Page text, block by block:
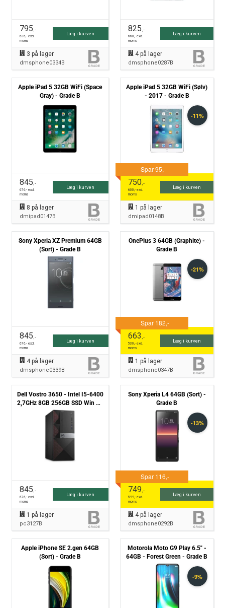
795,-
636,- excl.
moms
Læg i kurven
3 på lager
dmsphone0334B
825,-
660,- excl.
moms
Læg i kurven
4på lager
dmsphone0287B
Apple iPad 5 32GB WiFi (Space
Gray) - Grade B
845,-
676,- excl.
moms
Læg i kurven
8 på lager
dmipad0147B
Apple iPad 5 32GB WiFi (Sølv)
- 2017 - Grade B
750,-
600,- excl.
moms
Læg i kurven
1 på lager
dmipad0148B
Sony Xperia XZ Premium 64GB
(Sort) - Grade B
845,-
676,- excl.
moms
Læg i kurven
4på lager
dmsphone0339B
OnePlus 3 64GB (Graphite) -
Grade B
663,-
530,- excl.
moms
Læg i kurven
1 på lager
dmsphone0347B
Dell Vostro 3650 - Intel I5-6400
2,7GHz 8GB 256GB SSD Win 10
Pro - Grade B
845,-
676,- excl.
moms
Læg i kurven
1 på lager
pc3127B
Sony Xperia L4 64GB (Sort) -
Grade B
749,-
599,- excl.
moms
Læg i kurven
4på lager
dmsphone0292B
Apple iPhone SE 2.gen 64GB
(Sort) - Grade B
Motorola Moto G9 Play 6.5" -
64GB - Forest Green - Grade B